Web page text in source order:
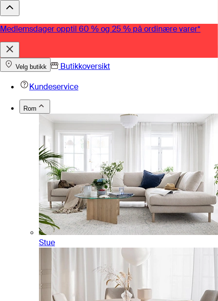
Medlemsdager opptil 60 % og 25 % på ordinære varer*
Velg butikk
Butikkoversikt
Kundeservice
Rom
Stue